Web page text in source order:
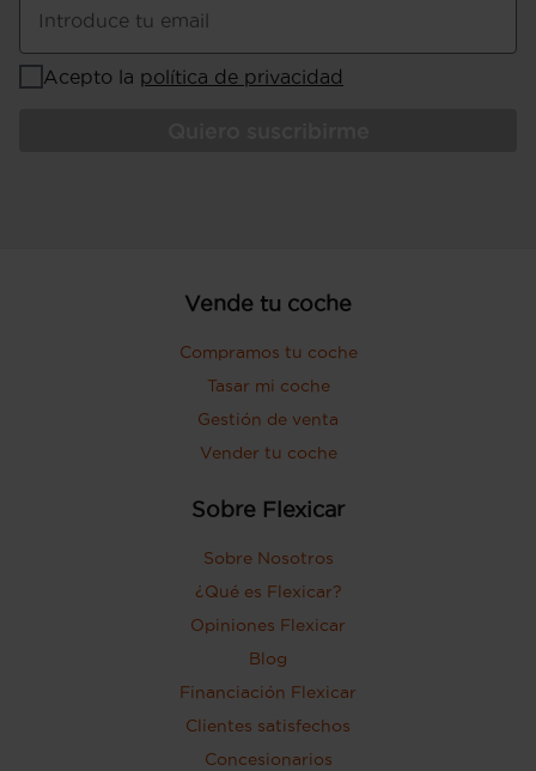
Introduce tu email
Acepto la política de privacidad
Vende tu coche
Compramos tu coche
Tasar mi coche
Gestión de venta
Vender tu coche
Sobre Flexicar
Sobre Nosotros
¿Qué es Flexicar?
Opiniones Flexicar
Blog
Financiación Flexicar
Clientes satisfechos
Concesionarios